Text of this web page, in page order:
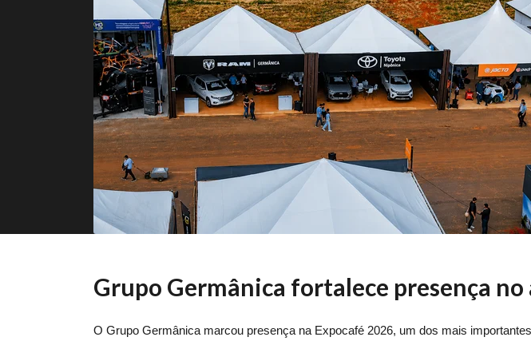
Grupo Germânica fortalece presença
O Grupo Germânica marcou presença na Expocafé 2026, um dos mais